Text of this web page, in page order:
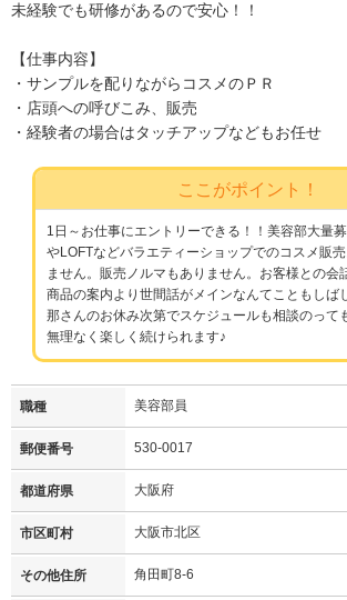
未経験でも研修があるので安心！！
【仕事内容】
・サンプルを配りながらコスメのＰＲ
・店頭への呼びこみ、販売
・経験者の場合はタッチアップなどもお任せ
ここがポイント！
1日～お仕事にエントリーできる！！美容部大量
やLOFTなどバラエティーショップでのコスメ販
ません。販売ノルマもありません。お客様との会
商品の案内より世間話がメインなんてこともしば
那さんのお休み次第でスケジュールも相談のって
無理なく楽しく続けられます♪
職種 美容部員
郵便番号 530-0017
都道府県 大阪府
市区町村 大阪市北区
その他住所 角田町8-6